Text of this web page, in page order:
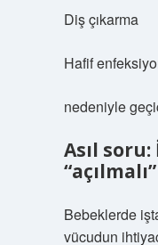
Diş çıkarma
Hafif
nedeniyle
Asıl
Bebeklerde
vücudun